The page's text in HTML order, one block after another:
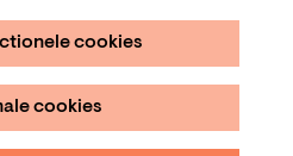
cookies
cookies